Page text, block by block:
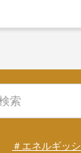
＃エネルギッシ